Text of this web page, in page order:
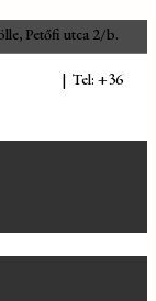
Petőfi utca 2/b.
| Tel: +36